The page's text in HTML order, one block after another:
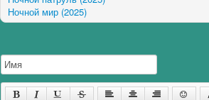
Ночной мир (2025)